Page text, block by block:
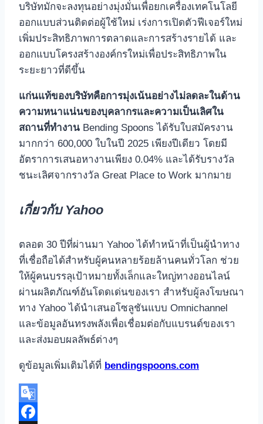
บริษัทมักจะลงทุนอย่างมุ่งมั่นเพื่อยกเครื่องเทคโนโลยี
ออกแบบส่วนติดต่อผู้ใช้ใหม่ เร่งการเปิดตัวฟีเจอร์ใหม่
เพิ่มประสิทธิภาพการตลาดและการสร้างรายได้ และ
ออกแบบโครงสร้างองค์กรใหม่เพื่อประสิทธิภาพใน
ระยะยาวที่ดีขึ้น
แก่นแท้ของบริษัทคือการมุ่งเน้นอย่างไม่ลดละในด้าน
ความหนาแน่นของบุคลากรและความเป็นเลิศใน
สถานที่ทำงาน Bending Spoons ได้รับใบสมัครงาน
มากกว่า 600,000 ใบในปี 2025 เพียงปีเดียว โดยมี
อัตราการเสนอหางานเพียง 0.04% และได้รับรางวัล
ชนะเลิศจากรางวัล Great Place to Work มากมาย
เกี่ยวกับ Yahoo
ตลอด 30 ปีที่ผ่านมา Yahoo ได้ทำหน้าที่เป็นผู้นำทาง
ที่เชื่อถือได้สำหรับผู้คนหลายร้อยล้านคนทั่วโลก ช่วย
ให้ผู้คนบรรลุเป้าหมายทั้งเล็กและใหญ่ทางออนไลน์
ผ่านผลิตภัณฑ์อันโดดเด่นของเรา สำหรับผู้ลงโฆษณา
ทาง Yahoo ได้นำเสนอโซลูชันแบบ Omnichannel
และข้อมูลอันทรงพลังเพื่อเชื่อมต่อกับแบรนด์ของเรา
และส่งมอบผลลัพธ์ต่างๆ
ดูข้อมูลเพิ่มเติมได้ที่ bendingspoons.com
Google